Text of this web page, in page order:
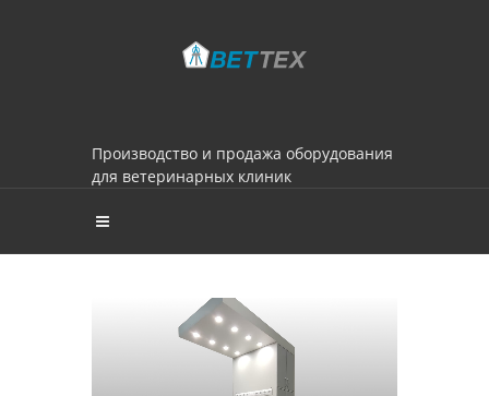
Производство и продажа оборудования
для ветеринарных клиник